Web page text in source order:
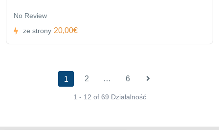
No Review
ze strony 20,00€
1 2 … 6
1 - 12 of 69 Działalność